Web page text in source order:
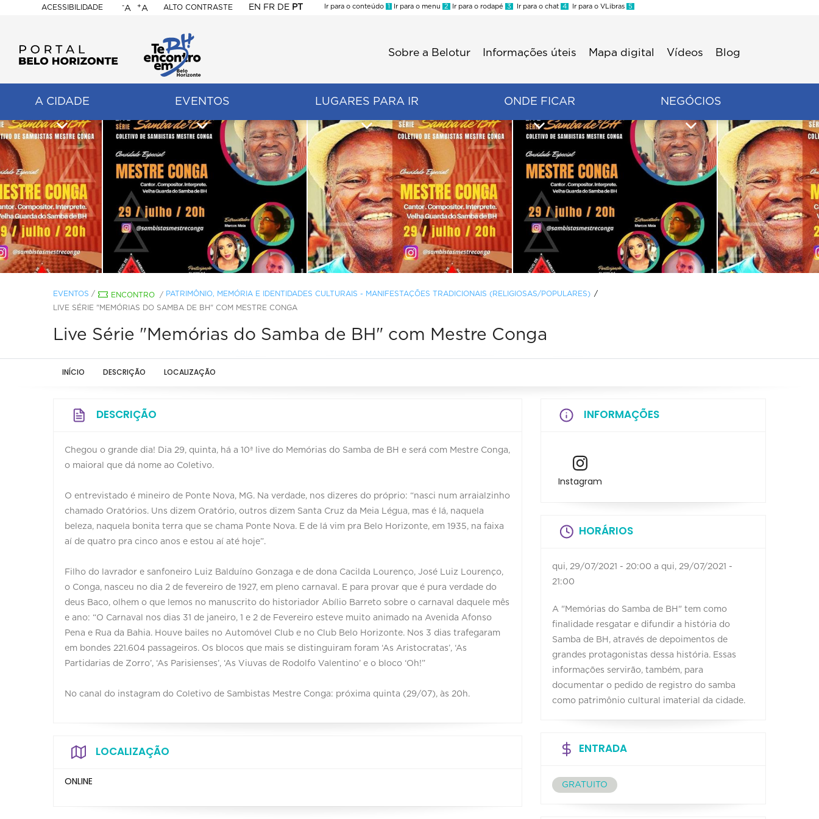
ACESSIBILIDADE
BELO
HORIZONTE
-A +A ALTO CONTRASTE EN FR DE PT
Ir para o conteúdo 1 Ir para o menu 2 Ir para o rodapé 3 Ir para o chat 4 Ir para o VLibras 5
Sobre a Belotur Informações úteis Mapa digital Vídeos Blog
A CIDADE EVENTOS LUGARES PARA IR ONDE FICAR NEGÓCIOS
EVENTOS / ENCONTRO / PATRIMÔNIO, MEMÓRIA E IDENTIDADES CULTURAIS - MANIFESTAÇÕES TRADICIONAIS (RELIGIOSAS/POPULARES)
LIVE SÉRIE "MEMÓRIAS DO SAMBA DE BH" COM MESTRE CONGA
Live Série "Memórias do Samba de BH" com Mestre Conga
INÍCIO DESCRIÇÃO LOCALIZAÇÃO
DESCRIÇÃO
Chegou o grande dia! Dia 29, quinta, há a 10ª live do Memórias do Samba de BH e será com Mestre Conga,
o maioral que dá nome ao Coletivo.
O entrevistado é mineiro de Ponte Nova, MG. Na verdade, nos dizeres do próprio: “nasci num arraialzinho
chamado Oratórios. Uns dizem Oratório, outros dizem Santa Cruz da Meia Légua, mas é lá, naquela
beleza, naquela bonita terra que se chama Ponte Nova. E de lá vim pra Belo Horizonte, em 1935, na faixa
aí de quatro pra cinco anos e estou aí até hoje”.
Filho do lavrador e sanfoneiro Luiz Balduíno Gonzaga e de dona Cacilda Lourenço, José Luiz Lourenço,
o Conga, nasceu no dia 2 de fevereiro de 1927, em pleno carnaval. E para provar que é pura verdade do
deus Baco, olhem o que lemos no manuscrito do historiador Abílio Barreto sobre o carnaval daquele mês
e ano: “O Carnaval nos dias 31 de janeiro, 1 e 2 de Fevereiro esteve muito animado na Avenida Afonso
Pena e Rua da Bahia. Houve bailes no Automóvel Club e no Club Belo Horizonte. Nos 3 dias trafegaram
em bondes 221.604 passageiros. Os blocos que mais se distinguiram foram ‘As Aristocratas’, ‘As
Partidarias de Zorro’, ‘As Parisienses’, ‘As Viuvas de Rodolfo Valentino’ e o bloco ‘Oh!”
No canal do instagram do Coletivo de Sambistas Mestre Conga: próxima quinta (29/07), às 20h.
LOCALIZAÇÃO
ONLINE
INFORMAÇÕES
Instagram
HORÁRIOS
qui, 29/07/2021 - 20:00 a qui, 29/07/2021 -
21:00
A "Memórias do Samba de BH" tem como
finalidade resgatar e difundir a história do
Samba de BH, através de depoimentos de
grandes protagonistas dessa história. Essas
informações servirão, também, para
documentar o pedido de registro do samba
como patrimônio cultural imaterial da cidade.
ENTRADA
GRATUITO